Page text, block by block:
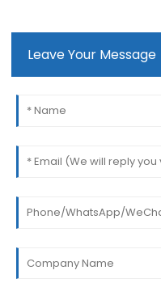
Leave Your Message